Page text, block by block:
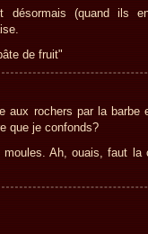
désormais (quand ils
de fruit"
aux rochers par la barbe
que je confonds?
Ah, ouais, faut la